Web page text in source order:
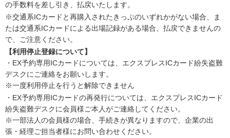
の手数料を差し引き、払戻いたします。
※交通系ICカードと再購入されたきっぷのいずれかがない場合、ま
たは交通系ICカードによる出場記録がある場合、払戻できませんの
で、ご注意ください。
【利用停止登録について】
・EX予約専用ICカードについては、エクスプレスICカード紛失盗難
デスクにご連絡をお願いします。
※一度利用停止を行うと解除できません
・EX予約専用ICカードの再発行については、エクスプレスICカード
紛失盗難デスクに会員様ご本人がご連絡してください。
※一部法人の会員様の場合、手続きが異なりますので、企業の出
張・経理ご担当者様にお問い合わせください。